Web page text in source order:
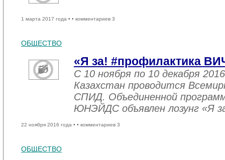
1 марта 2017 года • • комментариев 3
ОБЩЕСТВО
«Я за! #профилактика
С 10 ноября по 10 декабря
Казахстан проводится
СПИД. Объединенной
ЮНЭЙДС объявлен лозунг «Я
22 ноября 2016 года • • комментариев 3
ОБЩЕСТВО